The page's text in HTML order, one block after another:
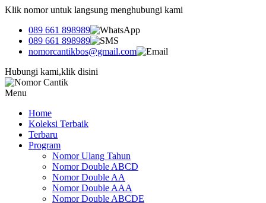
Klik nomor untuk langsung menghubungi kami
089 661 898989
089 661 898989
nomorcantikbos@gmail.com
Hubungi kami,klik disini
Menu
Home
Koleksi Terbaik
Terbaru
Program
Nomor Ulang Tahun
Nomor Double ABCD
Nomor Double AA
Nomor Double AAA
Nomor Double ABCDE